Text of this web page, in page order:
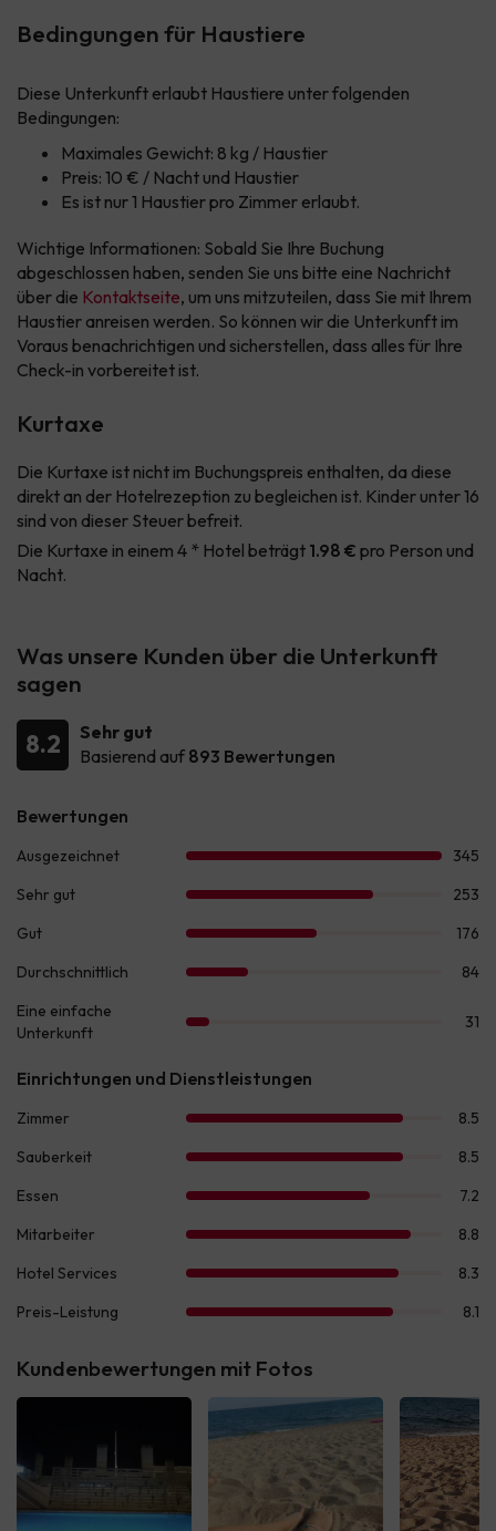
Bedingungen für Haustiere
Diese Unterkunft erlaubt Haustiere unter folgenden
Bedingungen:
Maximales Gewicht: 8 kg / Haustier
Preis: 10 € / Nacht und Haustier
Es ist nur 1 Haustier pro Zimmer erlaubt.
Wichtige Informationen: Sobald Sie Ihre Buchung
abgeschlossen haben, senden Sie uns bitte eine Nachricht
über die Kontaktseite, um uns mitzuteilen, dass Sie mit Ihrem
Haustier anreisen werden. So können wir die Unterkunft im
Voraus benachrichtigen und sicherstellen, dass alles für Ihre
Check-in vorbereitet ist.
Kurtaxe
Die Kurtaxe ist nicht im Buchungspreis enthalten, da diese
direkt an der Hotelrezeption zu begleichen ist. Kinder unter 16
sind von dieser Steuer befreit.
Die Kurtaxe in einem 4 * Hotel beträgt 1.98 € pro Person und
Nacht.
Was unsere Kunden über die Unterkunft
sagen
8.2
Sehr gut
Basierend auf 893 Bewertungen
Kundenbewertungen mit Fotos